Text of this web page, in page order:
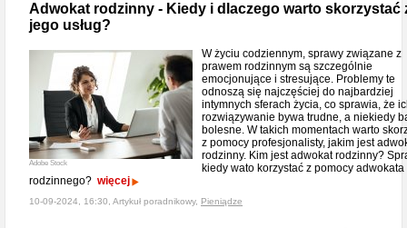
Adwokat rodzinny - Kiedy i dlaczego warto skorzystać
jego usług?
Adobe Stock
W życiu codziennym, sprawy związane z
prawem rodzinnym są szczególnie
emocjonujące i stresujące. Problemy te
odnoszą się najczęściej do najbardziej
intymnych sferach życia, co sprawia, że
rozwiązywanie bywa trudne, a niekiedy
bolesne. W takich momentach warto
z pomocy profesjonalisty, jakim jest
rodzinny. Kim jest adwokat rodzinny?
kiedy wato korzystać z pomocy adwokata
rodzinnego? więcej
10-09-2024, 16:30, Artykuł poradnikowy, Pieniądze